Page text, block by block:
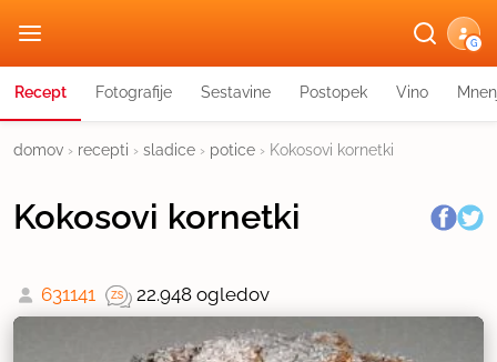
G
Recept Fotografije Sestavine Postopek Vino
domov › recepti › sladice › potice › Kokosovi kornetki
Kokosovi kornetki
631141 22.948 ogledov